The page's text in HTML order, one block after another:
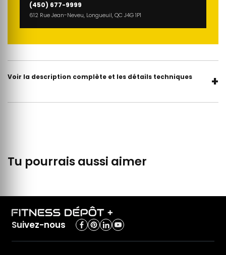
(450) 677-9999
612 Rue Jean-Neveu, Longueuil, QC J4G 1P1
Voir la description complète et les détails techniques +
Tu pourrais aussi aimer
Suivez-nous